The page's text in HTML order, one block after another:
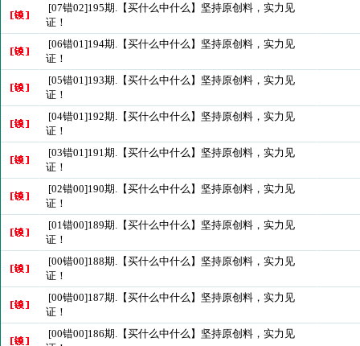
[07错02]195期.【买什么中什么】坚持原创料，实力见
证！
[06错01]194期.【买什么中什么】坚持原创料，实力见
证！
[05错01]193期.【买什么中什么】坚持原创料，实力见
证！
[04错01]192期.【买什么中什么】坚持原创料，实力见
证！
[03错01]191期.【买什么中什么】坚持原创料，实力见
证！
[02错00]190期.【买什么中什么】坚持原创料，实力见
证！
[01错00]189期.【买什么中什么】坚持原创料，实力见
证！
[00错00]188期.【买什么中什么】坚持原创料，实力见
证！
[00错00]187期.【买什么中什么】坚持原创料，实力见
证！
[00错00]186期.【买什么中什么】坚持原创料，实力见